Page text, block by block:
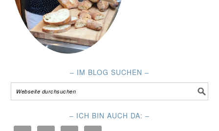
– IM BLOG SUCHEN –
– ICH BIN AUCH DA: –